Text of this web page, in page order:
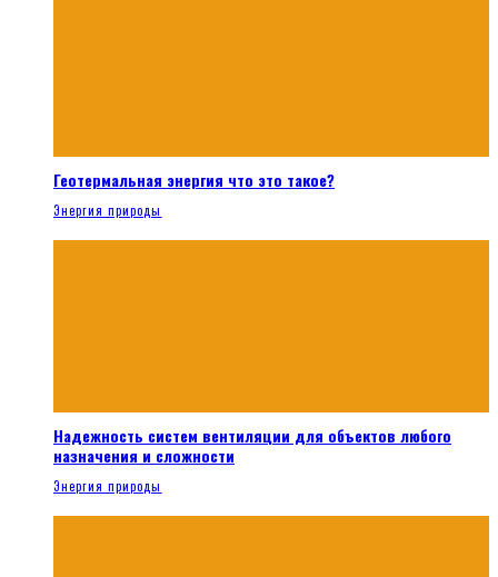
Геотермальная энергия что это такое?
Энергия природы
Надежность систем вентиляции для объектов любого
назначения и сложности
Энергия природы